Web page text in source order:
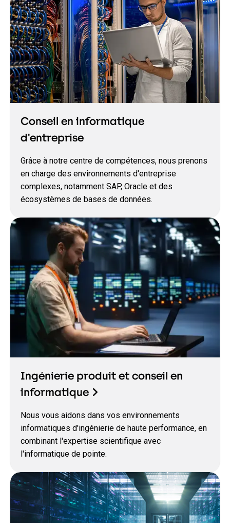
Conseil en informatique
d'entreprise
Grâce à notre centre de compétences, nous prenons
en charge des environnements d'entreprise
complexes, notamment SAP, Oracle et des
écosystèmes de bases de données.
Ingénierie produit et conseil en
informatique
Nous vous aidons dans vos environnements
informatiques d'ingénierie de haute performance, en
combinant l'expertise scientifique avec
l'informatique de pointe.